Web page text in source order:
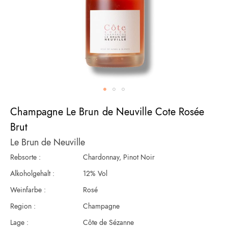
Champagne Le Brun de Neuville Cote Rosée
Brut
Le Brun de Neuville
Rebsorte :
Chardonnay, Pinot Noir
Alkoholgehalt :
12% Vol
Weinfarbe :
Rosé
Region :
Champagne
Lage :
Côte de Sézanne
Anfang
der
Bildergalerie
springen